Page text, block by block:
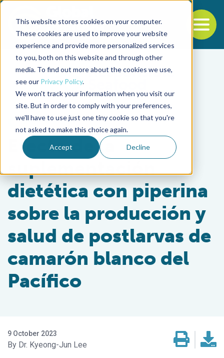
This website stores cookies on your computer.
These cookies are used to improve your website
experience and provide more personalized services
to you, both on this website and through other
media. To find out more about the cookies we use,
see our Privacy Policy.
We won't track your information when you visit our
site. But in order to comply with your preferences,
we'll have to use just one tiny cookie so that you're
not asked to make this choice again.
Accept Decline
Back to the start of the nav
Jump to the end of the navigation
Health & Welfare
Efecto de la
suplementación
dietética con piperina
sobre la producción y
salud de postlarvas de
camarón blanco del
Pacífico
9 October 2023
Dr. Kyeong-Jun Lee